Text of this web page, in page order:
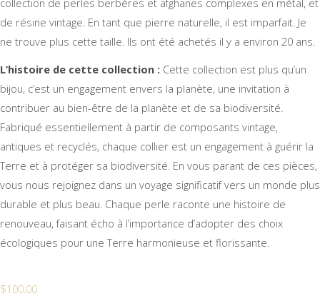
de résine vintage. En tant que pierre naturelle, il est imparfait. Je
ne trouve plus cette taille. Ils ont été achetés il y a environ 20 ans.
L’histoire de cette collection : Cette collection est plus qu’un
bijou, c’est un engagement envers la planète, une invitation à
contribuer au bien-être de la planète et de sa biodiversité.
Fabriqué essentiellement à partir de composants vintage,
antiques et recyclés, chaque collier est un engagement à guérir la
Terre et à protéger sa biodiversité. En vous parant de ces pièces,
vous nous rejoignez dans un voyage significatif vers un monde plus
durable et plus beau. Chaque perle raconte une histoire de
renouveau, faisant écho à l’importance d’adopter des choix
écologiques pour une Terre harmonieuse et florissante.
$100.00